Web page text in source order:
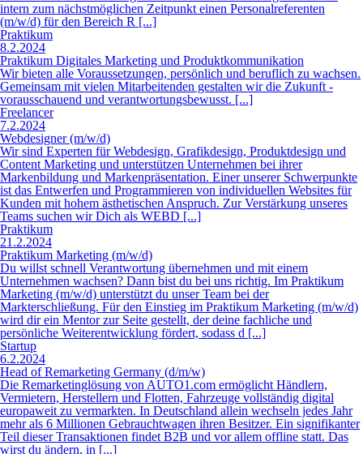
Freelancer
7.2.2024
Webdesigner (m/w/d)
Wir sind Experten für Webdesign, Grafikdesign, Produktdesign und
Content Marketing und unterstützen Unternehmen bei ihrer
Markenbildung und Markenpräsentation. Einer unserer Schwerpunkte
ist das Entwerfen und Programmieren von individuellen Websites für
Kunden mit hohem ästhetischen Anspruch. Zur Verstärkung unseres
Teams suchen wir Dich als WEBD [...]
Praktikum
21.2.2024
Praktikum Marketing (m/w/d)
Du willst schnell Verantwortung übernehmen und mit einem
Unternehmen wachsen? Dann bist du bei uns richtig. Im Praktikum
Marketing (m/w/d) unterstützt du unser Team bei der
Markterschließung. Für den Einstieg im Praktikum Marketing (m/w/d)
wird dir ein Mentor zur Seite gestellt, der deine fachliche und
persönliche Weiterentwicklung fördert, sodass d [...]
Startup
6.2.2024
Head of Remarketing Germany (d/m/w)
Die Remarketinglösung von AUTO1.com ermöglicht Händlern,
Vermietern, Herstellern und Flotten, Fahrzeuge vollständig digital
europaweit zu vermarkten. In Deutschland allein wechseln jedes Jahr
mehr als 6 Millionen Gebrauchtwagen ihren Besitzer. Ein signifikanter
Teil dieser Transaktionen findet B2B und vor allem offline statt. Das
wirst du ändern, in [...]
Freelancer
22.1.2024
Medientechniker / Freelancer (w/m/d)
Unsere Mission: Wir begeistern Kunden mit moderner Technik und
exzellentem Service für die Zusammenarbeit in modernen Gebäuden,
Büro- und Konferenzräumen. Als Full-Service-Dienstleister sind wir
auf Smart-Building-Lösungen, Videokonferenzen, Audio-Visuelle
(AV) Medientechnik und Unified Communications spezialisiert. Hier